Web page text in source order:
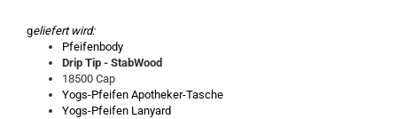
geliefert wird:
Pfeifenbody
Drip Tip - StabWood
18500 Cap
Yogs-Pfeifen Apotheker-Tasche
Yogs-Pfeifen Lanyard